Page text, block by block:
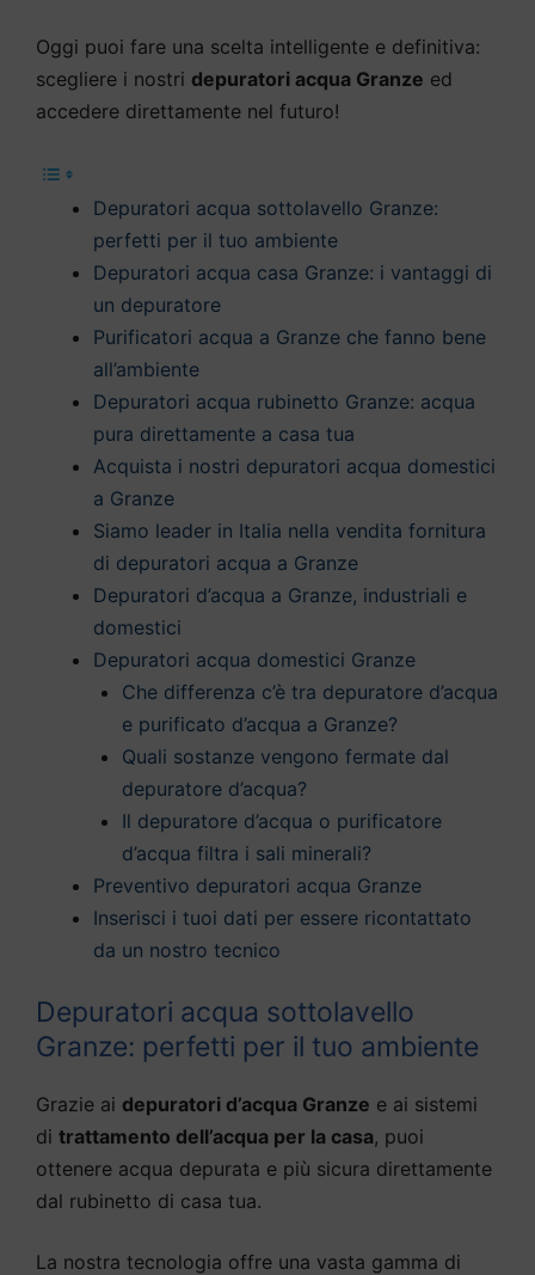
Oggi puoi fare una scelta intelligente e definitiva:
scegliere i nostri depuratori acqua Granze ed
accedere direttamente nel futuro!
Depuratori acqua sottolavello Granze:
perfetti per il tuo ambiente
Depuratori acqua casa Granze: i vantaggi di
un depuratore
Purificatori acqua a Granze che fanno bene
all’ambiente
Depuratori acqua rubinetto Granze: acqua
pura direttamente a casa tua
Acquista i nostri depuratori acqua domestici
a Granze
Siamo leader in Italia nella vendita fornitura
di depuratori acqua a Granze
Depuratori d’acqua a Granze, industriali e
domestici
Depuratori acqua domestici Granze
Che differenza c’è tra depuratore d’acqua
e purificato d’acqua a Granze?
Quali sostanze vengono fermate dal
depuratore d’acqua?
Il depuratore d’acqua o purificatore
d’acqua filtra i sali minerali?
Preventivo depuratori acqua Granze
Inserisci i tuoi dati per essere ricontattato
da un nostro tecnico
Depuratori acqua sottolavello
Granze: perfetti per il tuo ambiente
Grazie ai depuratori d’acqua Granze e ai sistemi
di trattamento dell’acqua per la casa, puoi
ottenere acqua depurata e più sicura direttamente
dal rubinetto di casa tua.
La nostra tecnologia offre una vasta gamma di